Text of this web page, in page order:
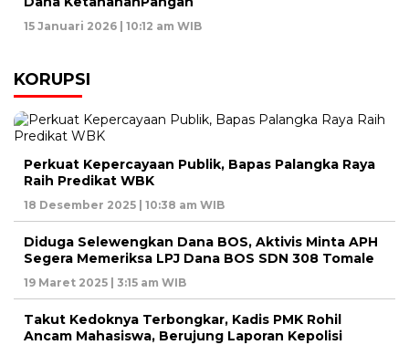
15 Januari 2026 | 10:12 am WIB
KORUPSI
Perkuat Kepercayaan Publik, Bapas Palangka Raya
Raih Predikat WBK
18 Desember 2025 | 10:38 am WIB
Diduga Selewengkan Dana BOS, Aktivis Minta APH
Segera Memeriksa LPJ Dana BOS SDN 308 Tomale
19 Maret 2025 | 3:15 am WIB
Takut Kedoknya Terbongkar, Kadis PMK Rohil
Ancam Mahasiswa, Berujung Laporan Kepolisi